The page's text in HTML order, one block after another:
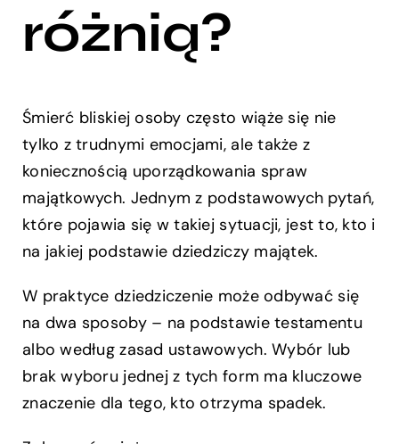
różnią?
Śmierć bliskiej osoby często wiąże się nie
tylko z trudnymi emocjami, ale także z
koniecznością uporządkowania spraw
majątkowych. Jednym z podstawowych pytań,
które pojawia się w takiej sytuacji, jest to, kto i
na jakiej podstawie dziedziczy majątek.
W praktyce dziedziczenie może odbywać się
na dwa sposoby – na podstawie testamentu
albo według zasad ustawowych. Wybór lub
brak wyboru jednej z tych form ma kluczowe
znaczenie dla tego, kto otrzyma spadek.